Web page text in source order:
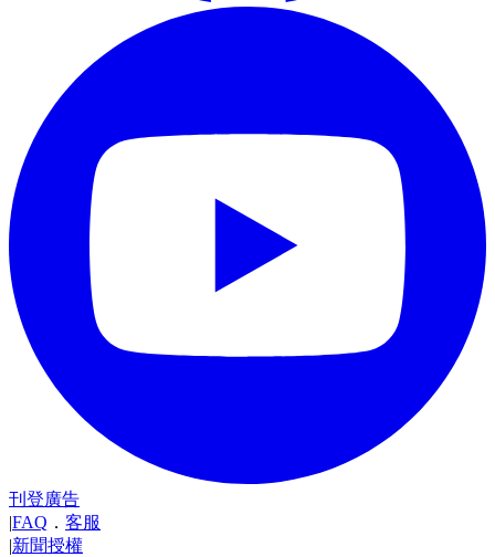
刊登廣告
|FAQ ． 客服
|新聞授權